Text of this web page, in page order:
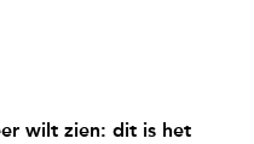
wilt zien: dit is het